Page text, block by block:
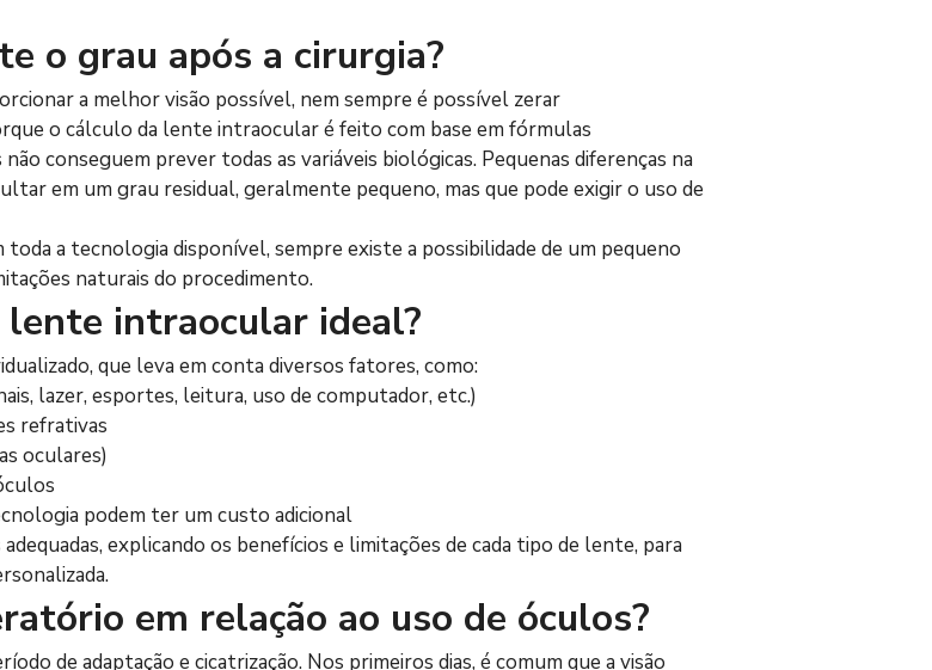
o grau após a cirurgia?
a melhor visão possível, nem sempre é possível zerar
o cálculo da lente intraocular é feito com base em fórmulas
conseguem prever todas as variáveis biológicas. Pequenas diferenças na
em um grau residual, geralmente pequeno, mas que pode exigir o uso de
a tecnologia disponível, sempre existe a possibilidade de um pequeno
naturais do procedimento.
lente intraocular ideal?
que leva em conta diversos fatores, como:
lazer, esportes, leitura, uso de computador, etc.)
refrativas
oculares)
podem ter um custo adicional
explicando os benefícios e limitações de cada tipo de lente, para
em relação ao uso de óculos?
de adaptação e cicatrização. Nos primeiros dias, é comum que a visão